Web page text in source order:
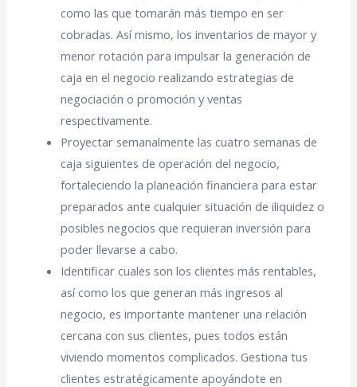
como las que tomarán más tiempo en ser
cobradas. Así mismo, los inventarios de mayor y
menor rotación para impulsar la generación de
caja en el negocio realizando estrategias de
negociación o promoción y ventas
respectivamente.
Proyectar semanalmente las cuatro semanas de
caja siguientes de operación del negocio,
fortaleciendo la planeación financiera para estar
preparados ante cualquier situación de iliquidez o
posibles negocios que requieran inversión para
poder llevarse a cabo.
Identificar cuales son los clientes más rentables,
así como los que generan más ingresos al
negocio, es importante mantener una relación
cercana con sus clientes, pues todos están
viviendo momentos complicados. Gestiona tus
clientes estratégicamente apoyándote en